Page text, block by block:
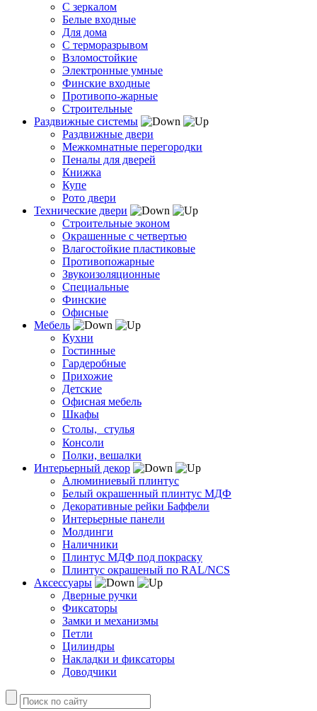
С зеркалом
Белые входные
Для дома
С терморазрывом
Взломостойкие
Электронные умные
Финские входные
Противопо-жарные
Строительные
Раздвижные системы
Раздвижные двери
Межкомнатные перегородки
Пеналы для дверей
Книжка
Купе
Рото двери
Технические двери
Строительные эконом
Окрашенные с четвертью
Влагостойкие пластиковые
Противопожарные
Звукоизоляционные
Специальные
Финские
Офисные
Мебель
Кухни
Гостинные
Гардеробные
Прихожие
Детские
Офисная мебель
Шкафы
Столы, стулья
Консоли
Полки, вешалки
Интерьерный декор
Алюминиевый плинтус
Белый окрашенный плинтус МДФ
Декоративные рейки Баффели
Интерьерные панели
Молдинги
Наличники
Плинтус МДФ под покраску
Плинтус окрашеный по RAL/NCS
Аксессуары
Дверные ручки
Фиксаторы
Замки и механизмы
Петли
Цилиндры
Накладки и фиксаторы
Доводчики